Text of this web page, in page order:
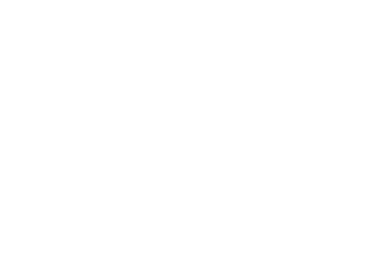
можно отпаривать ткани и обивки